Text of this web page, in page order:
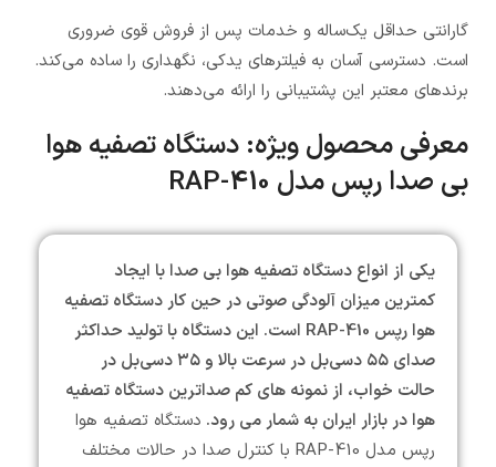
گارانتی حداقل یک‌ساله و خدمات پس از فروش قوی ضروری
است. دسترسی آسان به فیلترهای یدکی، نگهداری را ساده می‌کند.
برندهای معتبر این پشتیبانی را ارائه می‌دهند.
معرفی محصول ویژه: دستگاه تصفیه هوا
بی صدا رپس مدل RAP-410
یکی از انواع دستگاه تصفیه هوا بی صدا با ایجاد
کمترین میزان آلودگی صوتی در حین کار دستگاه تصفیه
هوا رپس RAP-410 است. این دستگاه با تولید حداکثر
صدای ۵۵ دسی‌بل در سرعت بالا و ۳۵ دسی‌بل در
حالت خواب، از نمونه های کم صداترین دستگاه تصفیه
هوا در بازار ایران به شمار می رود. دستگاه تصفیه هوا
رپس مدل RAP-410 با کنترل صدا در حالات مختلف